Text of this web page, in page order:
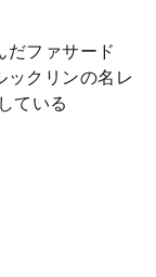
だファサード
ックリンの名レ
ている